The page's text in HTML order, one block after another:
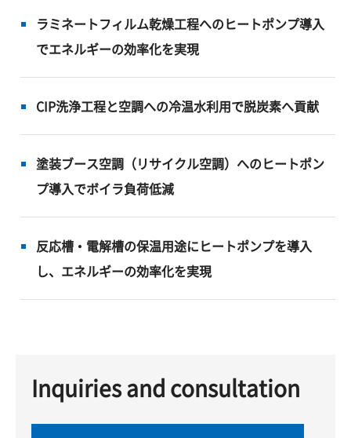
ラミネートフィルム乾燥工程へのヒートポンプ導入
でエネルギーの効率化を実現
CIP洗浄工程と空調への冷温水利用で脱炭素へ貢献
塗装ブース空調（リサイクル空調）へのヒートポン
プ導入でボイラ負荷低減
反応槽・電解槽の保温用途にヒートポンプを導入
し、エネルギーの効率化を実現
Inquiries and consultation